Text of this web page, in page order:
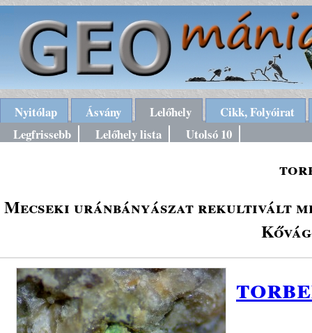
Nyitólap Ásvány Lelőhely
Cikk, Folyóirat
Legfrissebb
Lelőhely lista Utolsó 10
Mecseki uránbányászat rekultivált